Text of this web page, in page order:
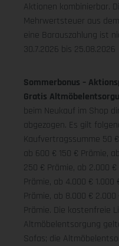
Aktionen kombinierbar.
Mehrwertsteuer aus
eine Barauszahlung ist
30.7.2026 bis 25.08.2026
Sommerbonus –
Gratis
beim Neukauf im Shop
abgezogen. Es gilt
Kaufvertragssumme 50
ab 600 € 150 € Prämie,
250 € Prämie, ab 2.000
Prämie, ab 4.000 €
Prämie, ab 8.000 €
Prämie. Die kostenfreie
Altmöbelentsorgung
Sofas; die